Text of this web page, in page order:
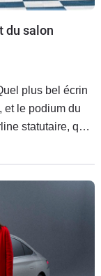
du salon
plus bel écrin
et le podium du
statutaire, qui